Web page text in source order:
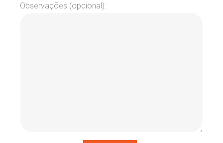
Observações (opcional):